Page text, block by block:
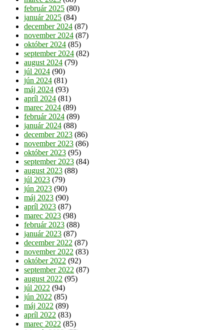
február 2025 (80)
január 2025 (84)
december 2024 (87)
november 2024 (87)
október 2024 (85)
september 2024 (82)
august 2024 (79)
júl 2024 (90)
jún 2024 (81)
máj 2024 (93)
apríl 2024 (81)
marec 2024 (89)
február 2024 (89)
január 2024 (88)
december 2023 (86)
november 2023 (86)
október 2023 (95)
september 2023 (84)
august 2023 (88)
júl 2023 (79)
jún 2023 (90)
máj 2023 (90)
apríl 2023 (87)
marec 2023 (98)
február 2023 (88)
január 2023 (87)
december 2022 (87)
november 2022 (83)
október 2022 (92)
september 2022 (87)
august 2022 (95)
júl 2022 (94)
jún 2022 (85)
máj 2022 (89)
apríl 2022 (83)
marec 2022 (85)